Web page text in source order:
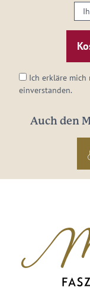
Ihre
E-
Ich erkläre mich
einverstanden.
Auch den